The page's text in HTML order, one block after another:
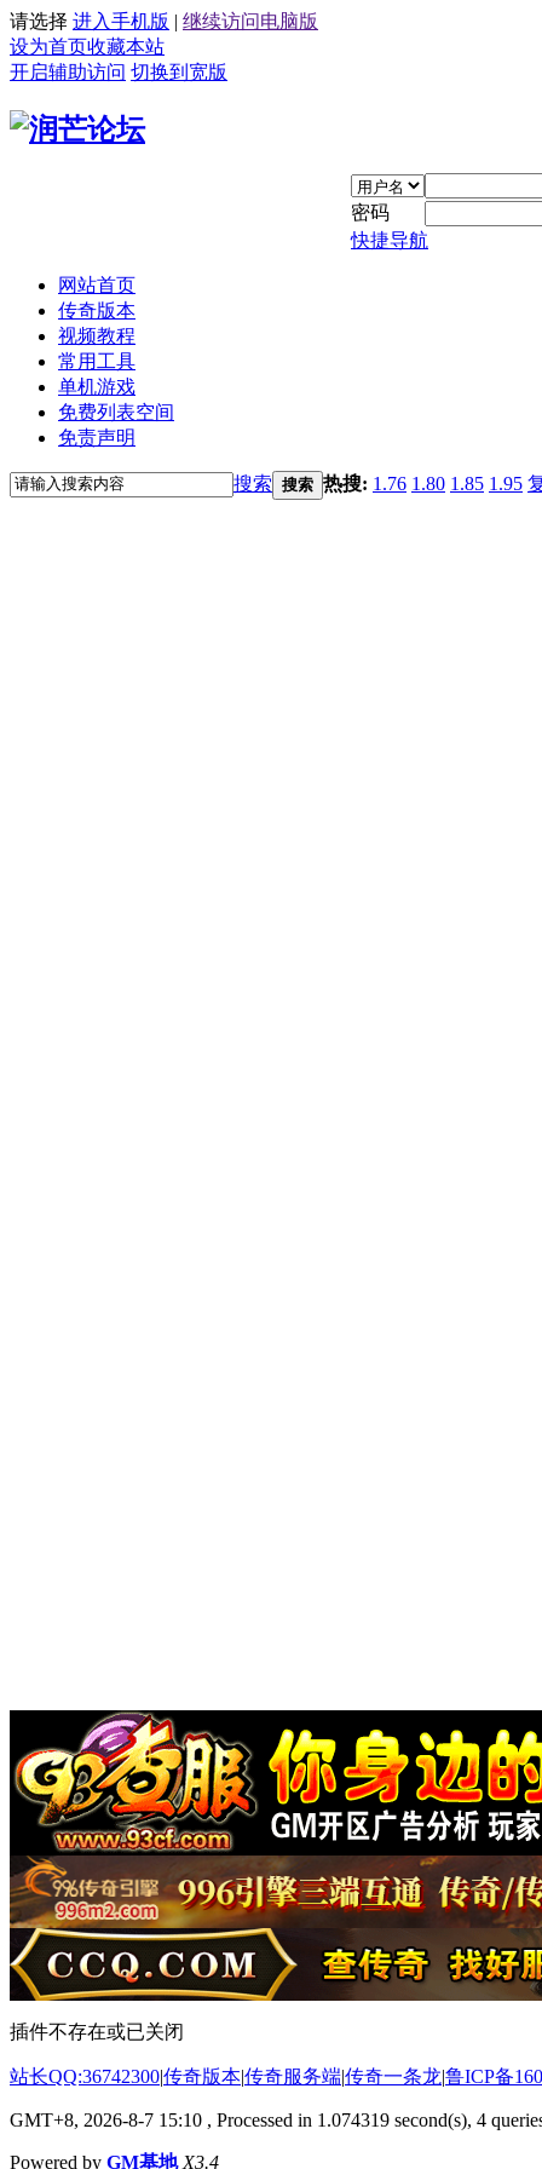
请选择 进入手机版 | 继续访问电脑版
设为首页收藏本站
开启辅助访问 切换到宽版
密码
快捷导航
网站首页
传奇版本
视频教程
常用工具
单机游戏
免费列表空间
免责声明
搜索 搜索 热搜: 1.76 1.80 1.85 1.95
插件不存在或已关闭
站长QQ:36742300|传奇版本|传奇服务端|传奇一条龙|鲁ICP备
GMT+8, 2026-8-7 15:10 , Processed in 1.074319 second(s), 4
Powered by GM基地 X3.4